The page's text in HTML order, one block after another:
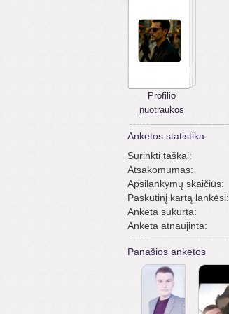
Profilio
nuotraukos
Anketos statistika
Surinkti taškai:
Atsakomumas:
Apsilankymų skaičius:
Paskutinį kartą lankėsi:
Anketa sukurta:
Anketa atnaujinta:
Panašios anketos